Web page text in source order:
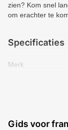
zien? Kom snel
om erachter te
Specificaties
Merk
Artikelnummer
Gids voor